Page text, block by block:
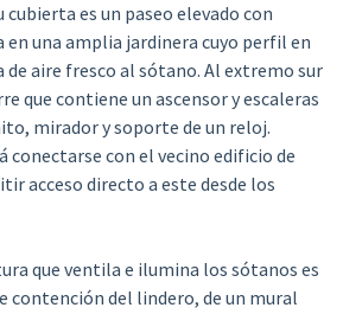
es un paseo elevado con
en una amplia jardinera cuyo perfil en
de aire fresco al sótano. Al extremo sur
que contiene un ascensor y escaleras
mirador y soporte de un reloj.
conectarse con el vecino edificio de
acceso directo a este desde los
que ventila e ilumina los sótanos es
contención del lindero, de un mural